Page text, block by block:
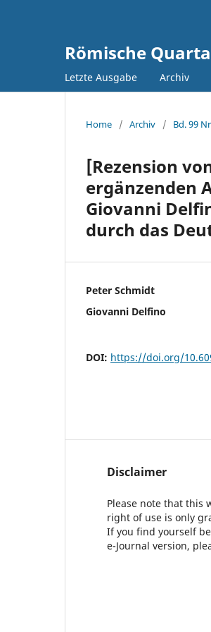
Römische
Letzte Ausgabe Archiv
Home / Archiv / Bd. 99
[Rezension
ergänzenden
Giovanni
durch das
Peter Schmidt
Giovanni Delfino
DOI: https://doi.org/
Disclaimer
Please note that this
right of use is only
If you find yourself
e-Journal version,